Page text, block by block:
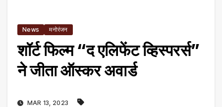
News मनोरंजन
शॉर्ट फिल्म “द एलिफेंट व्हिस्परर्स”
ने जीता ऑस्कर अवार्ड
MAR 13, 2023